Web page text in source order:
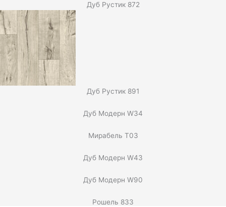
Дуб Рустик 872
Дуб Рустик 891
Дуб Модерн W34
Мирабель T03
Дуб Модерн W43
Дуб Модерн W90
Рошель 833